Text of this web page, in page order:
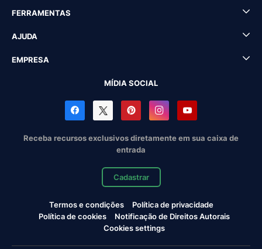
FERRAMENTAS
AJUDA
EMPRESA
MÍDIA SOCIAL
Receba recursos exclusivos diretamente em sua caixa de
entrada
Cadastrar
Termos e condições
Política de privacidade
Política de cookies
Notificação de Direitos Autorais
Cookies settings